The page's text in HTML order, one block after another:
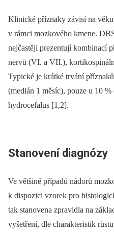
Klinické příznaky závisí na
v rámci mozkového kmene.
nejčastěji prezentují kombinací
nervů (VI. a VII.),
Typické je krátké trvání
(medián 1 měsíc), pouze u 10
hydrocefalus [1,2].
Stanovení diagnózy
Ve většině případů nádorů
k dispozici vzorek pro
tak stanovena zpravidla na
vyšetření, dle charakteristik